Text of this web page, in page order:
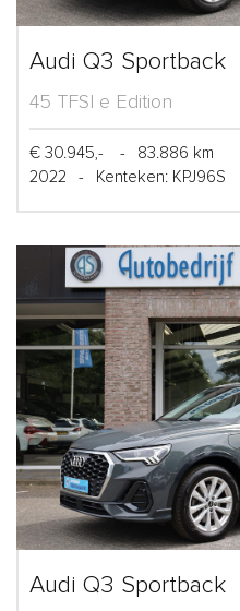
Audi Q3 Sportback
45 TFSI e Edition
€ 30.945,- -
83.886 km
2022
- Kenteken: KPJ96S
Audi Q3 Sportback